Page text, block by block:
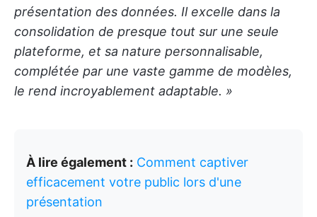
présentation des données. Il excelle dans la
consolidation de presque tout sur une seule
plateforme, et sa nature personnalisable,
complétée par une vaste gamme de modèles,
le rend incroyablement adaptable. »
À lire également : Comment captiver
efficacement votre public lors d'une
présentation